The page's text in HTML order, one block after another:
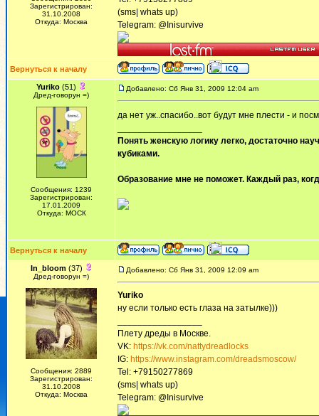
Зарегистрирован:
31.10.2008
Откуда: Москва
(sms| whats up)
Telegram: @Inisurvive
Вернуться к началу
Yuriko (51)
Дред-говорун =)
Сообщения: 1239
Зарегистрирован:
17.01.2009
Откуда: МОСК
Добавлено: Сб Янв 31, 2009 12:04 am
да нет уж..спасибо..вот будут мне плести - и
Понять женскую логику легко, достаточно
кубиками.
Образование мне не поможет. Каждый раз,
Вернуться к началу
In_bloom(37)
Дред-говорун =)
Сообщения: 2889
Зарегистрирован:
31.10.2008
Откуда: Москва
Добавлено: Сб Янв 31, 2009 12:09 am
Yuriko
ну если только есть глаза на затылке)))
Плету дреды в Москве.
VK: https://vk.com/nattydreadlocks
IG: https://www.instagram.com/dreadsmoscow/
Tel: +79150277869
(sms| whats up)
Telegram: @Inisurvive